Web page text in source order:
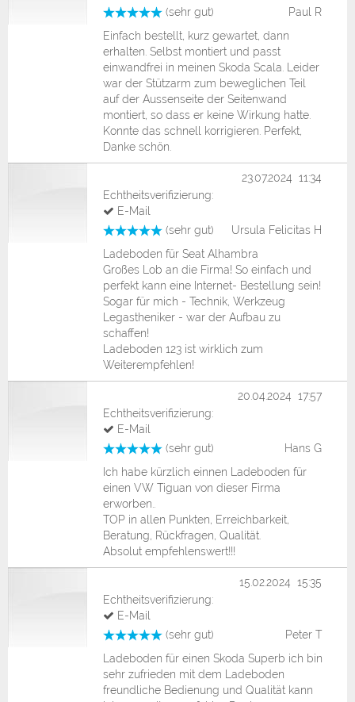
(sehr gut) Paul R
Einfach bestellt, kurz gewartet, dann
erhalten. Selbst montiert und passt
einwandfrei in meinen Skoda Scala. Leider
war der Stützarm zum beweglichen Teil
auf der Aussenseite der Seitenwand
montiert, so dass er keine Wirkung hatte.
Konnte das schnell korrigieren. Perfekt,
Danke schön.
(sehr gut) Ursula Felicitas H
23.07.2024 11:34
Echtheitsverifizierung:
E-Mail
Ladeboden für Seat Alhambra
Großes Lob an die Firma! So einfach und
perfekt kann eine Internet- Bestellung sein!
Sogar für mich - Technik, Werkzeug
Legastheniker - war der Aufbau zu
schaffen!
Ladeboden 123 ist wirklich zum
Weiterempfehlen!
(sehr gut) Hans G
20.04.2024 17:57
Echtheitsverifizierung:
E-Mail
Ich habe kürzlich einnen Ladeboden für
einen VW Tiguan von dieser Firma
erworben..
TOP in allen Punkten, Erreichbarkeit,
Beratung, Rückfragen, Qualität.
Absolut empfehlenswert!!!
(sehr gut) Peter T
15.02.2024 15:35
Echtheitsverifizierung:
E-Mail
Ladeboden für einen Skoda Superb ich bin
sehr zufrieden mit dem Ladeboden
freundliche Bedienung und Qualität kann